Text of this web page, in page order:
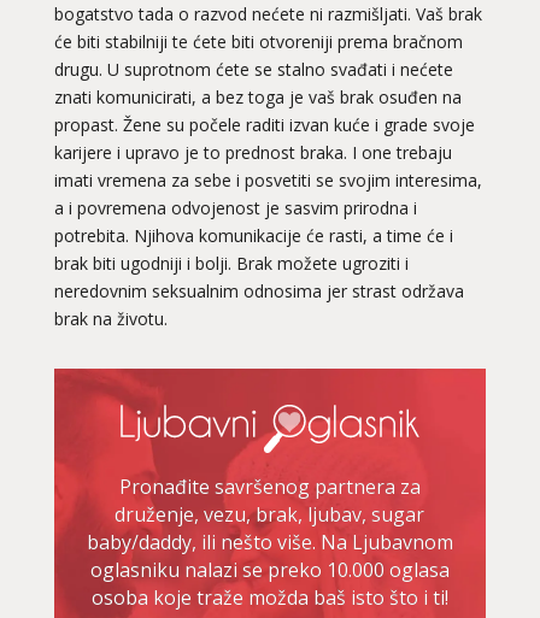
bogatstvo tada o razvod nećete ni razmišljati. Vaš brak
će biti stabilniji te ćete biti otvoreniji prema bračnom
drugu. U suprotnom ćete se stalno svađati i nećete
znati komunicirati, a bez toga je vaš brak osuđen na
propast. Žene su počele raditi izvan kuće i grade svoje
karijere i upravo je to prednost braka. I one trebaju
imati vremena za sebe i posvetiti se svojim interesima,
a i povremena odvojenost je sasvim prirodna i
potrebita. Njihova komunikacije će rasti, a time će i
brak biti ugodniji i bolji. Brak možete ugroziti i
neredovnim seksualnim odnosima jer strast održava
brak na životu.
Pronađite savršenog partnera za
druženje, vezu, brak, ljubav, sugar
baby/daddy, ili nešto više. Na Ljubavnom
oglasniku nalazi se preko 10.000 oglasa
osoba koje traže možda baš isto što i ti!